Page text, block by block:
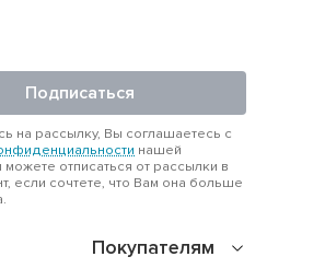
Покупателям
Подписаться
на рассылку, Вы соглашаетесь с
нашей
отписаться от рассылки в
если сочтете, что Вам она больше